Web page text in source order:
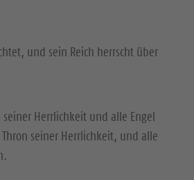
und sein Reich herrscht über
Herrlichkeit und alle Engel
seiner Herrlichkeit, und alle